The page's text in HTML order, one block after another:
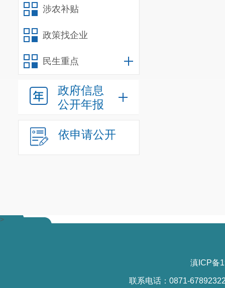
涉农补贴
政策找企业
民生重点
政府信息
公开年报
依申请公开
>
滇ICP备
联系电话：0871-